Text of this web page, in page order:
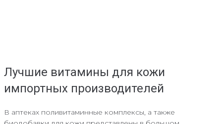
Лучшие витамины для кожи
импортных производителей
В аптеках поливитаминные комплексы, а также